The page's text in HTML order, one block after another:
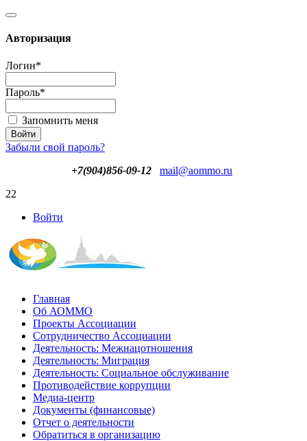
Авторизация
Логин*
Пароль*
Запомнить меня
Забыли свой пароль?
+7(904)856-09-12
mail@aommo.ru
22
Войти
Главная
Об АОММО
Проекты Ассоциации
Сотрудничество Ассоциации
Деятельность: Межнацотношения
Деятельность: Миграция
Деятельность: Социальное обслуживание
Противодействие коррупции
Медиа-центр
Документы (финансовые)
Отчет о деятельности
Обратиться в организацию